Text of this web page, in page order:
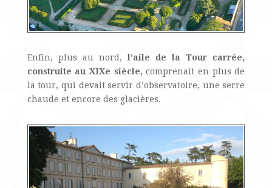
Enfin, plus au nord,l’aile de la Tour carrée,
construite au XIXe siècle, comprenait en plus de
la tour, qui devait servir d’observatoire, une serre
chaude et encore des glacières.